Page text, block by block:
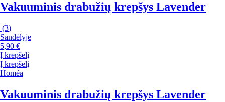
Vakuuminis drabužių krepšys Lavender
(3)
Sandėlyje
5,90 €
Į krepšelį
Į krepšelį
Homéa
Vakuuminis drabužių krepšys Lavender